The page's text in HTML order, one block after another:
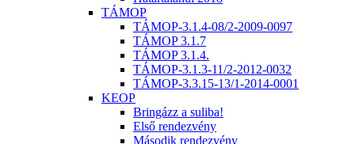
TÁMOP
TÁMOP-3.1.4-08/2-2009-0097
TÁMOP 3.1.7
TÁMOP 3.1.4.
TÁMOP-3.1.3-11/2-2012-0032
TÁMOP-3.3.15-13/1-2014-0001
KEOP
Bringázz a suliba!
Első rendezvény
Második rendezvény